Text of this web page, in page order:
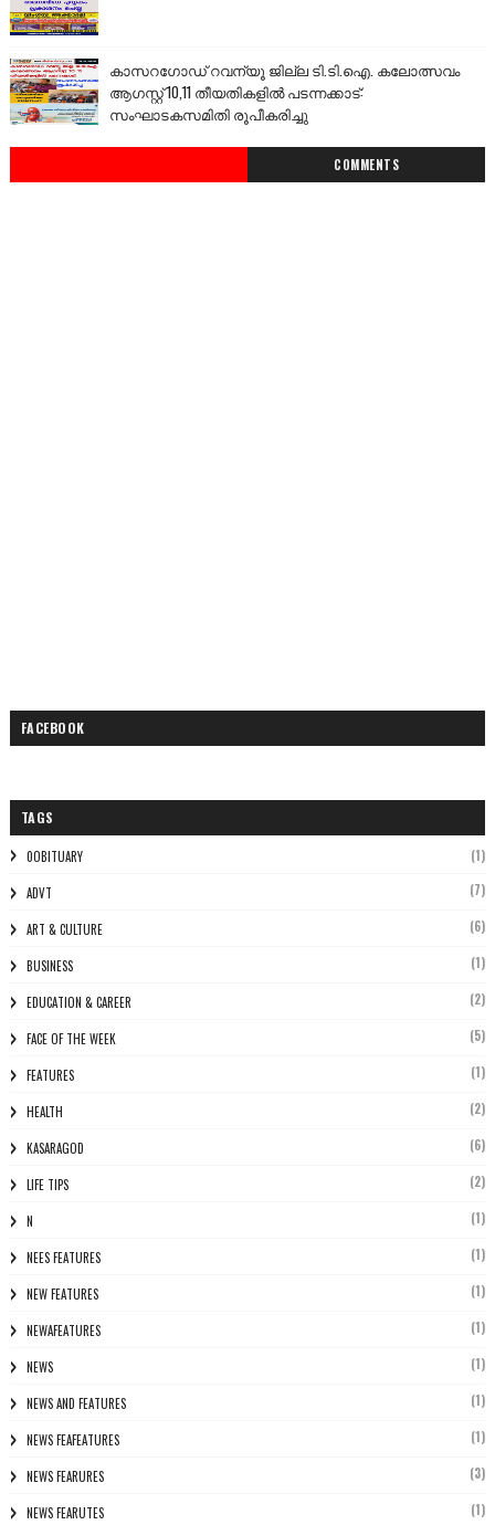
കാസറഗോഡ് റവന്യൂ ജില്ല ടി.ടി.ഐ. കലോത്സവം
ആഗസ്റ്റ് 10,11 തീയതികളിൽ പടന്നക്കാട്:
സംഘാടകസമിതി രൂപീകരിച്ചു
COMMENTS
FACEBOOK
TAGS
0OBITUARY (1)
ADVT (7)
ART & CULTURE (6)
BUSINESS (1)
EDUCATION & CAREER (2)
FACE OF THE WEEK (5)
FEATURES (1)
HEALTH (2)
KASARAGOD (6)
LIFE TIPS (2)
N (1)
NEES FEATURES (1)
NEW FEATURES (1)
NEWAFEATURES (1)
NEWS (1)
NEWS AND FEATURES (1)
NEWS FEAFEATURES (1)
NEWS FEARURES (3)
NEWS FEARUTES (1)